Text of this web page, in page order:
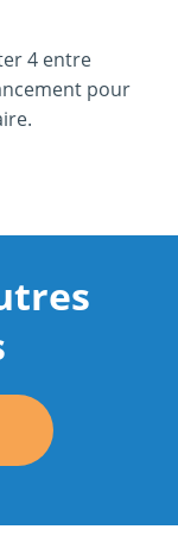
4 entre
pour